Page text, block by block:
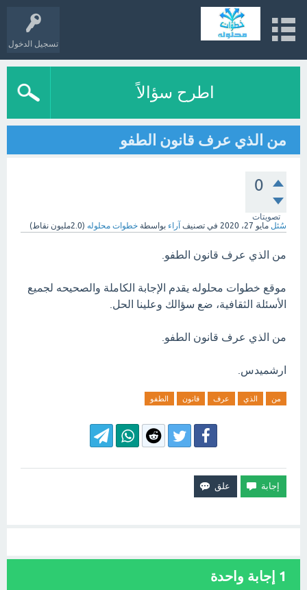
تسجيل الدخول
اطرح سؤالاً
من الذي عرف قانون الطفو
0
تصويتات
سُئل مايو 27، 2020 في تصنيف آراء بواسطة خطوات محلوله (2.0مليون نقاط)
من الذي عرف قانون الطفو.
موقع خطوات محلوله يقدم الإجابة الكاملة والصحيحه لجميع
الأسئلة الثقافية، ضع سؤالك وعلينا الحل.
من الذي عرف قانون الطفو.
ارشميدس.
من الذي عرف قانون الطفو
1 إجابة واحدة